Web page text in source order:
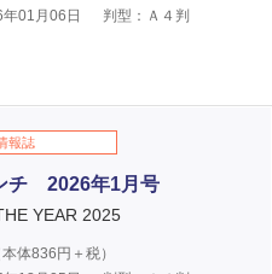
01月06日
判型：Ａ４判
報誌
チ 2026年1月号
YEAR 2025
本体836 円＋税）